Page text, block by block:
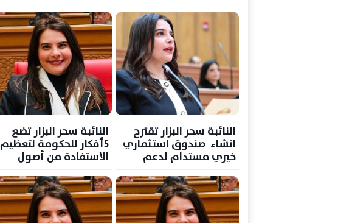
النائبة سحر البزار تقترح
انشاء ‎ صندوق استثماري
خيري مستدام لدعم
النائبة سحر البزار تضع
5أفكار للحكومة لتعظيم
الاستفادة من أصول